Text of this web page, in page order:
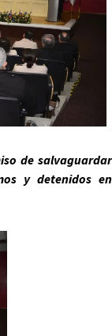
de salvaguardar
y detenidos en